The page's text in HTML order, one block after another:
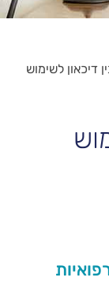
דיכאון לשימוש